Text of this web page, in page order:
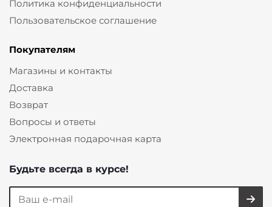
Политика конфиденциальности
Пользовательское соглашение
Покупателям
Магазины и контакты
Доставка
Возврат
Вопросы и ответы
Электронная подарочная карта
Будьте всегда в курсе!